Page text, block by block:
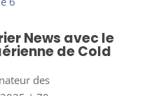
News avec le
de Cold
des